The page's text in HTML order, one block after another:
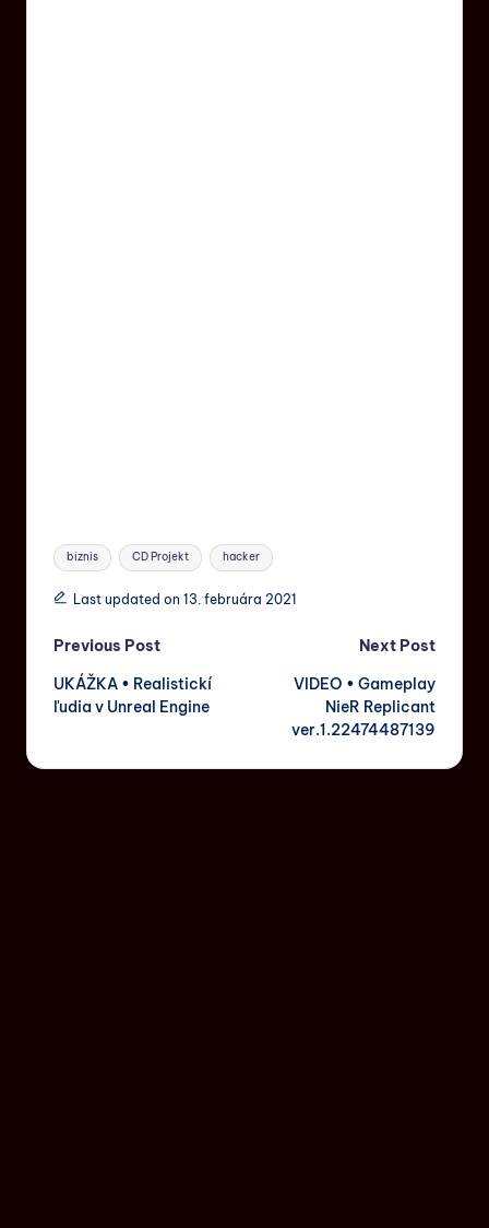
biznis CD Projekt hacker
Last updated on 13. februára 2021
Previous Post
UKÁŽKA • Realistickí
ľudia v Unreal Engine
Next Post
VIDEO • Gameplay
NieR Replicant
ver.1.22474487139